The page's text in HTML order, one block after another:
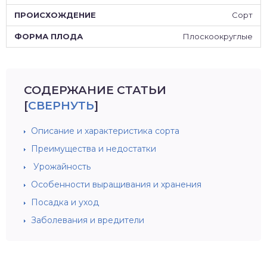
Сорт
Плоскоокруглые
СОДЕРЖАНИЕ СТАТЬИ
[СВЕРНУТЬ]
Описание и характеристика сорта
Преимущества и недостатки
Урожайность
Особенности выращивания и хранения
Посадка и уход
Заболевания и вредители